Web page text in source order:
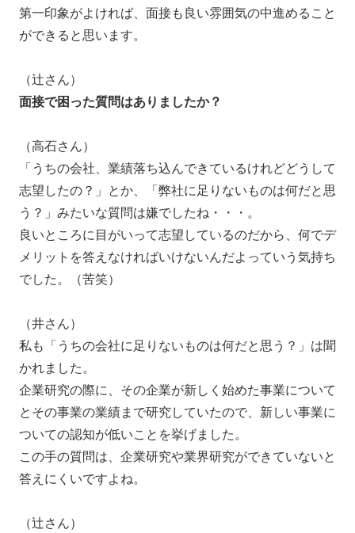
第一印象がよければ、面接も良い雰囲気の中進めること
ができると思います。
（辻さん）
面接で困った質問はありましたか？
（高石さん）
「うちの会社、業績落ち込んできているけれどどうして
志望したの？」とか、「弊社に足りないものは何だと思
う？」みたいな質問は嫌でしたね・・・。
良いところに目がいって志望しているのだから、何でデ
メリットを答えなければいけないんだよっていう気持ち
でした。（苦笑）
（井さん）
私も「うちの会社に足りないものは何だと思う？」は聞
かれました。
企業研究の際に、その企業が新しく始めた事業について
とその事業の業績まで研究していたので、新しい事業に
ついての認知が低いことを挙げました。
この手の質問は、企業研究や業界研究ができていないと
答えにくいですよね。
（辻さん）